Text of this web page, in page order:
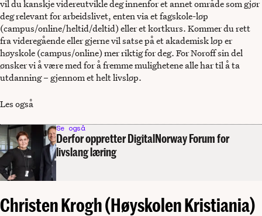
vil du kanskje videreutvikle deg innenfor et annet område som gjør
deg relevant for arbeidslivet, enten via et fagskole-løp
(campus/online/heltid/deltid) eller et kortkurs. Kommer du rett
fra videregående eller gjerne vil satse på et akademisk løp er
høyskole (campus/online) mer riktig for deg. For Noroff sin del
ønsker vi å være med for å fremme mulighetene alle har til å ta
utdanning – gjennom et helt livsløp.
Les også
Se også
Derfor oppretter DigitalNorway Forum for
livslang læring
Christen Krogh (Høyskolen Kristiania)